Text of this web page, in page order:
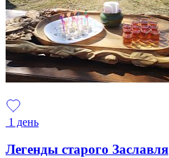
1 день
Легенды старого Заславля